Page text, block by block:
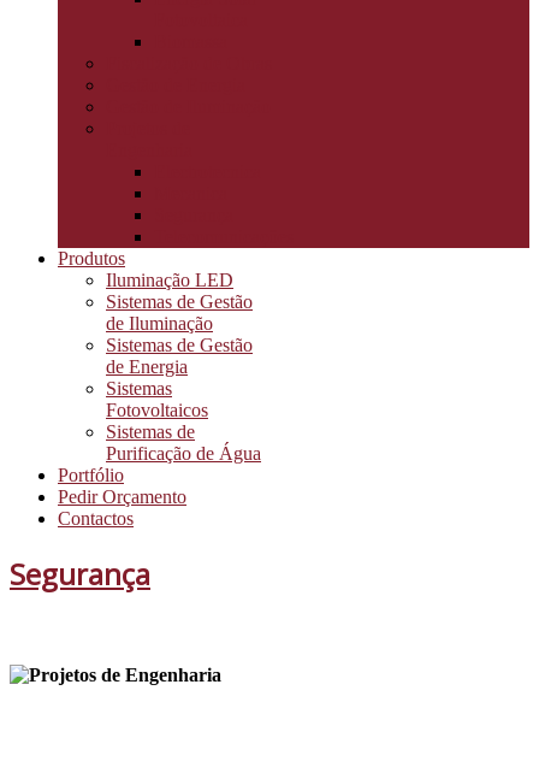
Produtos
Iluminação LED
Sistemas de Gestão
de Iluminação
Sistemas de Gestão
de Energia
Sistemas
Fotovoltaicos
Sistemas de
Purificação de Água
Portfólio
Pedir Orçamento
Contactos
Segurança